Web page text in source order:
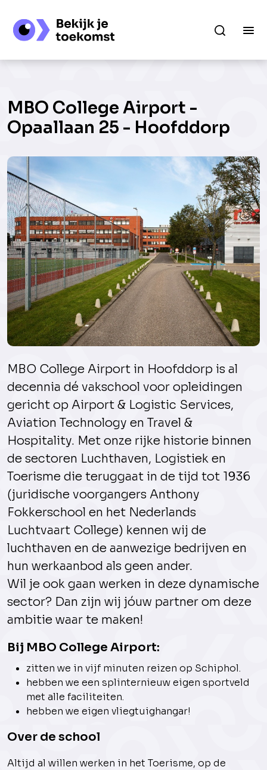
MBO College Airport -
Opaallaan 25 - Hoofddorp
MBO College Airport in Hoofddorp is al
decennia dé vakschool voor opleidingen
gericht op Airport & Logistic Services,
Aviation Technology en Travel &
Hospitality. Met onze rijke historie binnen
de sectoren Luchthaven, Logistiek en
Toerisme die teruggaat in de tijd tot 1936
(juridische voorgangers Anthony
Fokkerschool en het Nederlands
Luchtvaart College) kennen wij de
luchthaven en de aanwezige bedrijven en
hun werkaanbod als geen ander.
Wil je ook gaan werken in deze dynamische
sector? Dan zijn wij jóuw partner om deze
ambitie waar te maken!
Bij MBO College Airport:
zitten we in vijf minuten reizen op Schiphol.
hebben we een splinternieuw eigen sportveld
met alle faciliteiten.
hebben we eigen vliegtuighangar!
Over de school
Altijd al willen werken in het Toerisme, op de